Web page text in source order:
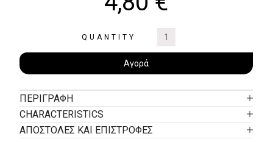
QUANTITY
Αγορά
ΠΕΡΙΓΡΑΦΉ
CHARACTERISTICS
ΑΠΟΣΤΟΛΕΣ ΚΑΙ ΕΠΙΣΤΡΟΦΕΣ